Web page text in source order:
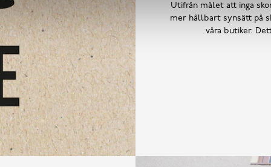
Utifrån målet att inga
mer hållbart synsätt på
våra butiker.